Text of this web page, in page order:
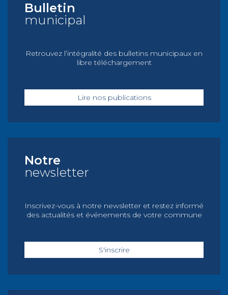
Bulletin
municipal
Retrouvez l’intégralité des bulletins municipaux en
libre téléchargement
Lire nos publications
Notre
newsletter
Inscrivez-vous à notre newsletter et restez informé
des actualités et événements de votre commune
S'inscrire